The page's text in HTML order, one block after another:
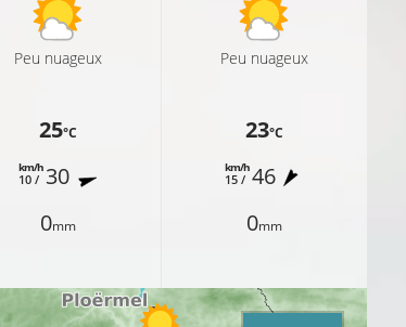
Peu nuageux
25°C
10 /
km/h 30
0mm
Peu nuageux
23°C
15 /
km/h46
0mm
10°C